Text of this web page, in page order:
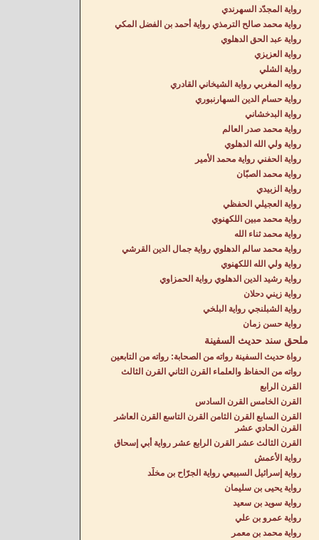
رواية المجدّد السهرندي
رواية محمد صالح الترمذي رواية أحمد بن الفضل المكي
رواية عبد الحق الدهلوي
رواية العزيزي
رواية الشلي
روايه المغربي رواية الشيخاني القادري
رواية حسام الدين السهارنبوري
رواية البدخشاني
رواية محمد صدر العالم
رواية ولي الله الدهلوي
رواية الحفني رواية محمد الأمير
رواية محمد الصبّان
رواية الزبيدي
رواية العجيلي الحفظي
رواية محمد مبين اللكهنوي
رواية محمد ثناء الله
رواية محمد سالم الدهلوي رواية جمال الدين القرشي
رواية ولي الله اللكهنوي
رواية رشيد الدين الدهلوي رواية الحمزاوي
رواية زيني دحلان
رواية الشبلنجي رواية البلخي
رواية حسن زمان
ملحق سند حديث السفينة
رواة حديث السفينة رواته من الصحابة: رواته من التابعين
رواته من الحفاظ والعلماء القرن الثاني القرن الثالث
القرن الرابع
القرن الخامس القرن السادس
القرن السابع القرن الثامن القرن التاسع القرن العاشر
القرن الحادي عشر
القرن الثالث عشر القرن الرابع عشر رواية أبي إسحاق
رواية الأعمش
رواية إسرائيل السبيعي رواية الجرّاح بن مخلّد
رواية يحيى بن سليمان
رواية سويد بن سعيد
رواية عمرو بن علي
رواية محمد بن معمر